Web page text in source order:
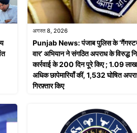
अगस्त 8, 2026
Punjab News: पंजाब पुलिस के
वार’ अभियान ने संगठित अपराध के विरुद्ध
कार्रवाई के 200 दिन पूरे किए ; 1.09
अधिक छापेमारियाँ कीं, 1,532 घोषित
गिरफ़्तार किए